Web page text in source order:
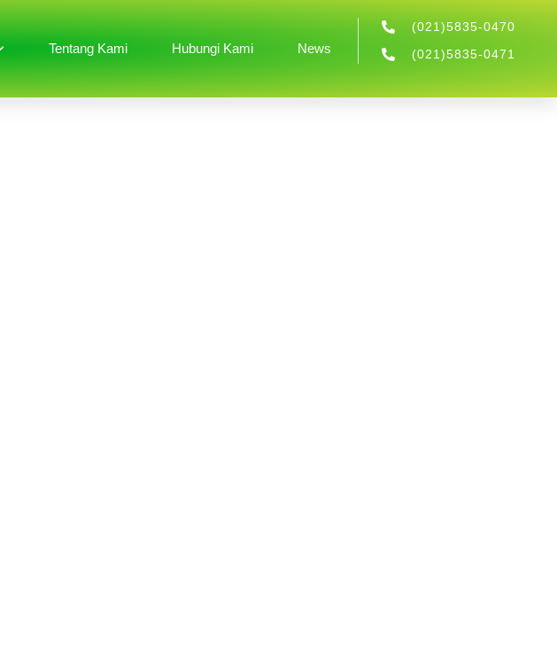
Tentang Kami Hubungi Kami News
(021)5835-0470
(021)5835-0471